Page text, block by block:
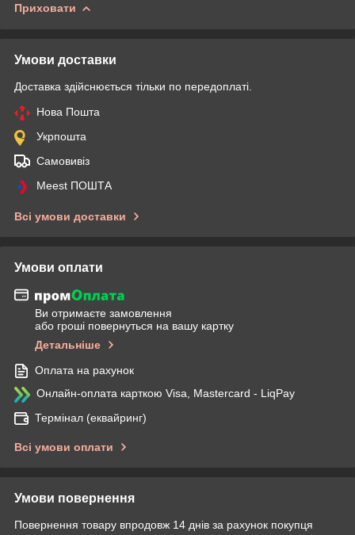
Приховати
Умови доставки
Доставка здійснюється тільки по передоплаті.
Нова Пошта
Укрпошта
Самовивіз
Meest ПОШТА
Всі умови доставки
Умови оплати
Ви отримаєте замовлення
або гроші повернуться на вашу картку
Детальніше
Оплата на рахунок
Онлайн-оплата карткою Visa, Mastercard - LiqPay
Термінал (еквайринг)
Всі умови оплати
Умови повернення
Повернення товару впродовж 14 днів за рахунок покупця